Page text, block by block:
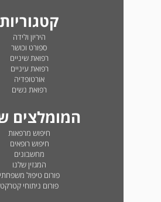
קטגוריות
היריון ולידה
ספורט וכושר
רפואת שיניים
רפואת עיניים
אורטופדיה
רפואת נשים
המומלצים
חיפוש מרפאות
חיפוש רופאים
מחשבונים
המגזין שלנו
פורום טיפול משפחתי
פורום ניתוחי קטרקט